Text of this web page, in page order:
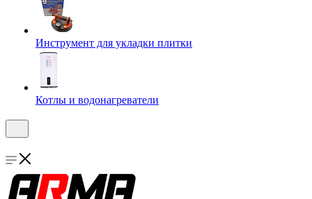
Инструмент для укладки плитки
Котлы и водонагреватели